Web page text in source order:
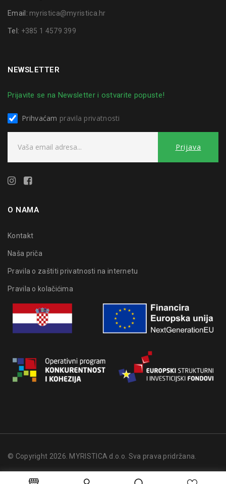
Email: myristica@myristica.hr
Tel: +385 1 4579 399
NEWSLETTER
Prijavite se na Newsletter i ostvarite popuste!
Prihvaćam pravila privatnosti
O NAMA
Kontakt
Naša priča
Pravila o zaštiti privatnosti na internetu
Pravila o kolačićima
© Copyright 2026. MYRISTICA d.o.o. Sva prava pridržana.